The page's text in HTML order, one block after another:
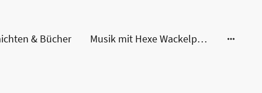
& Bücher Musik mit Hexe Wackelpudding & Kater Pups